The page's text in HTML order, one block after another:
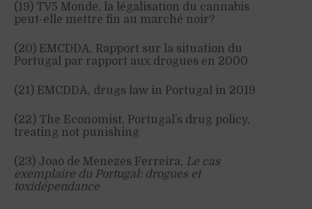
(19) TV5 Monde, la légalisation du cannabis
peut-elle mettre fin au marché noir?
(20) EMCDDA, Rapport sur la situation du
Portugal par rapport aux drogues en 2000
(21) EMCDDA, drugs law in Portugal in 2019
(22) The Economist, Portugal’s drug policy,
treating not punishing
(23) Joao de Menezes Ferreira, Le cas
exemplaire du Portugal: drogues et
toxidépendance